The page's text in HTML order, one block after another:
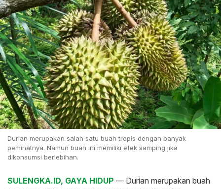
Durian merupakan salah satu buah tropis dengan banyak
peminatnya. Namun buah ini memiliki efek samping jika
dikonsumsi berlebihan.
SULENGKA.ID, GAYA HIDUP — Durian merupakan buah